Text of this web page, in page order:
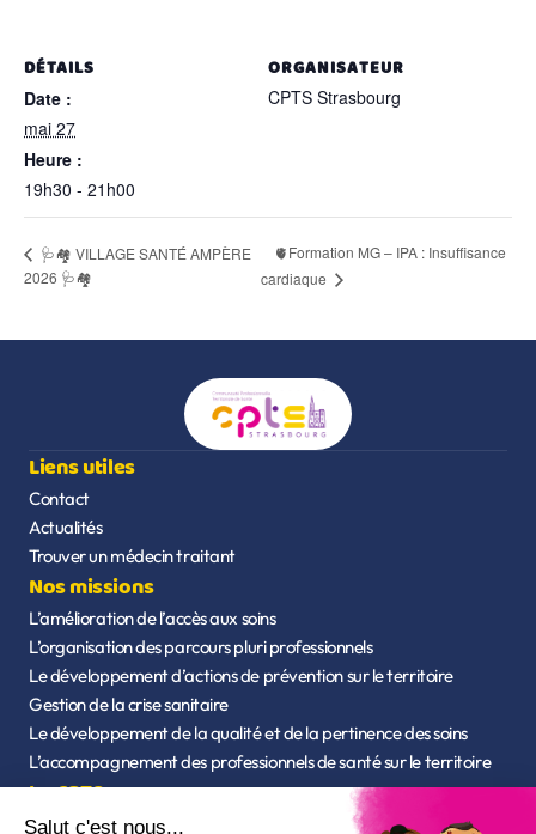
DÉTAILS
Date :
mai 27
Heure :
19h30 - 21h00
ORGANISATEUR
CPTS Strasbourg
🩺🏘️ VILLAGE SANTÉ AMPÈRE
2026 🩺🏘️
🫀Formation MG – IPA : Insuffisance
cardiaque
La CPTS
Qui sommes-nous ?
Nos missions
L’amélioration de l’accès aux soins
L’organisation des parcours pluri professionnels
Le développement d’actions de prévention sur le territoire
Gestion de la crise sanitaire
Le développement de la qualité et de la pertinence des soins
L’accompagnement des professionnels de santé sur le territoire
Liens utiles
Contact
Actualités
Trouver un médecin traitant